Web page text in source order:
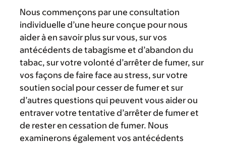
Nous commençons par une consultation
individuelle d’une heure conçue pour nous
aider à en savoir plus sur vous, sur vos
antécédents de tabagisme et d’abandon du
tabac, sur votre volonté d’arrêter de fumer, sur
vos façons de faire face au stress, sur votre
soutien social pour cesser de fumer et sur
d’autres questions qui peuvent vous aider ou
entraver votre tentative d’arrêter de fumer et
de rester en cessation de fumer. Nous
examinerons également vos antécédents